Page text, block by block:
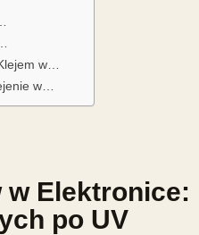
w…
w…
w Elektronice:
po UV